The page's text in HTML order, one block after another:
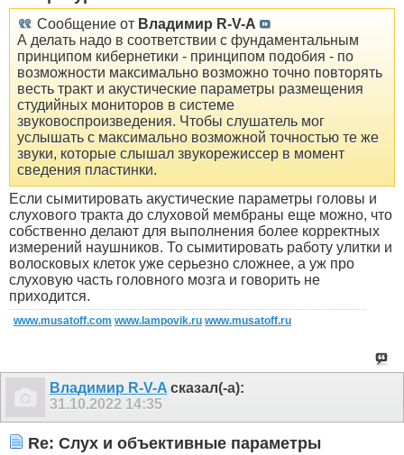
Сообщение от Владимир R-V-A
А делать надо в соответствии с фундаментальным
принципом кибернетики - принципом подобия - по
возможности максимально возможно точно повторять
весть тракт и акустические параметры размещения
студийных мониторов в системе
звуковоспроизведения. Чтобы слушатель мог
услышать с максимально возможной точностью те же
звуки, которые слышал звукорежиссер в момент
сведения пластинки.
Если сымитировать акустические параметры головы и
слухового тракта до слуховой мембраны еще можно, что
собственно делают для выполнения более корректных
измерений наушников. То сымитировать работу улитки и
волосковых клеток уже серьезно сложнее, а уж про
слуховую часть головного мозга и говорить не
приходится.
www.musatoff.com www.lampovik.ru www.musatoff.ru
Владимир R-V-A сказал(-а):
31.10.2022 14:35
Re: Слух и объективные параметры